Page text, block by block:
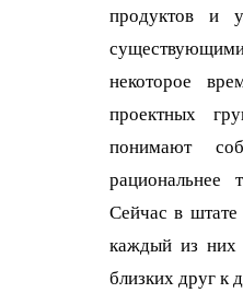
продуктов и
некоторое
проектных
понимают
рациональнее
Сейчас в штате
каждый из них
близких друг к